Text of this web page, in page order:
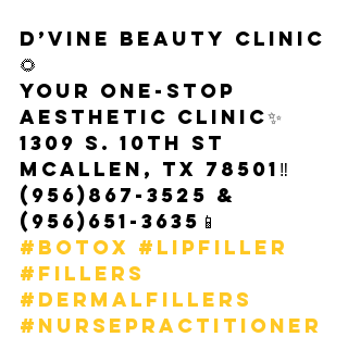
D’Vine Beauty Clinic
🌻
Your One-Stop
Aesthetic Clinic✨
1309 S. 10th St
McAllen, Tx 78501‼️
(956)867-3525 &
(956)651-3635📱
#botox #lipfiller
#fillers
#dermalfillers
#nursepractitioner